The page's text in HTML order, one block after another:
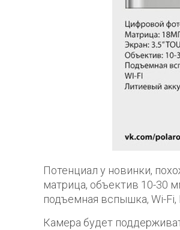
Потенциал у новинки,
матрица, объектив 10-30
подъемная вспышка, Wi-Fi,
Камера будет